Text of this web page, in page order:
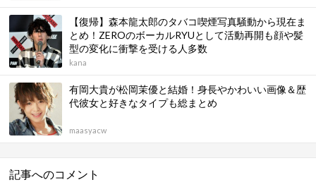
【復帰】森本龍太郎のタバコ喫煙写真騒動から現在ま
とめ！ZEROのボーカルRYUとして活動再開も顔や髪
型の変化に衝撃を受ける人多数
kana
有岡大貴が松岡茉優と結婚！身長やかわいい画像＆歴
代彼女と好きなタイプも総まとめ
maasyacw
記事へのコメント